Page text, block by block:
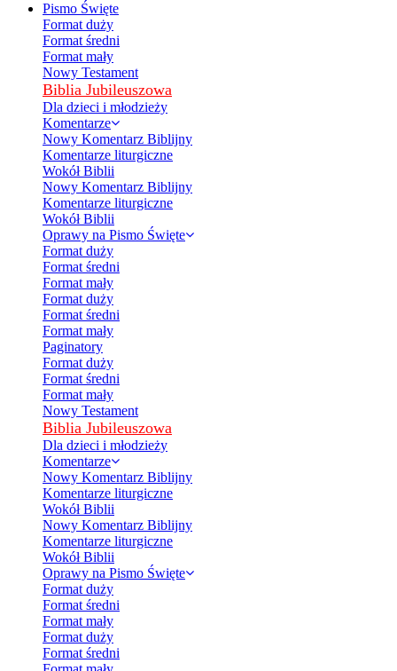
Pismo Święte
Format duży
Format średni
Format mały
Nowy Testament
Biblia Jubileuszowa
Dla dzieci i młodzieży
Komentarze
Nowy Komentarz Biblijny
Komentarze liturgiczne
Wokół Biblii
Nowy Komentarz Biblijny
Komentarze liturgiczne
Wokół Biblii
Oprawy na Pismo Święte
Format duży
Format średni
Format mały
Format duży
Format średni
Format mały
Paginatory
Format duży
Format średni
Format mały
Nowy Testament
Biblia Jubileuszowa
Dla dzieci i młodzieży
Komentarze
Nowy Komentarz Biblijny
Komentarze liturgiczne
Wokół Biblii
Nowy Komentarz Biblijny
Komentarze liturgiczne
Wokół Biblii
Oprawy na Pismo Święte
Format duży
Format średni
Format mały
Format duży
Format średni